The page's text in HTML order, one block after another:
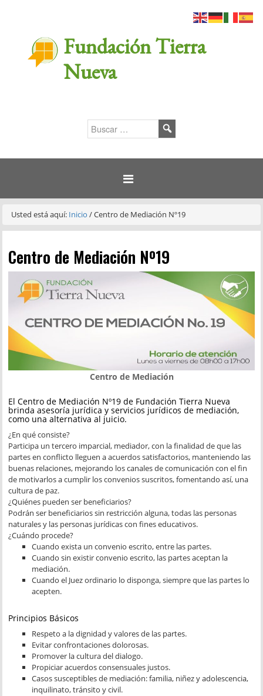
Fundación Tierra
Nueva
Usted está aquí: Inicio/Centro de Mediación Nº19
Centro de Mediación Nº19
Centro de Mediación
El Centro de Mediación Nº19 de Fundación Tierra Nueva
brinda asesoría jurídica y servicios jurídicos de mediación,
como una alternativa al juicio.
¿En qué consiste?
Participa un tercero imparcial, mediador, con la finalidad de que las
partes en conflicto lleguen a acuerdos satisfactorios, manteniendo las
buenas relaciones, mejorando los canales de comunicación con el fin
de motivarlos a cumplir los convenios suscritos, fomentando así, una
cultura de paz.
¿Quiénes pueden ser beneficiarios?
Podrán ser beneficiarios sin restricción alguna, todas las personas
naturales y las personas jurídicas con fines educativos.
¿Cuándo procede?
Cuando exista un convenio escrito, entre las partes.
Cuando sin existir convenio escrito, las partes aceptan la
mediación.
Cuando el Juez ordinario lo disponga, siempre que las partes lo
acepten.
Principios Básicos
Respeto a la dignidad y valores de las partes.
Evitar confrontaciones dolorosas.
Promover la cultura del dialogo.
Propiciar acuerdos consensuales justos.
Casos susceptibles de mediación: familia, niñez y adolescencia,
inquilinato, tránsito y civil.